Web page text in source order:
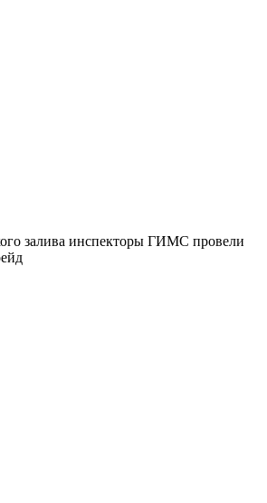
залива инспекторы ГИМС провели